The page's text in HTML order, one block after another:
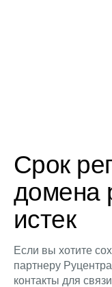
Срок
домена
истек
Если вы хотите
партнеру
контакты для